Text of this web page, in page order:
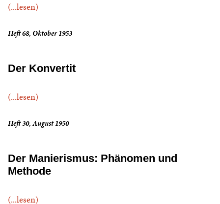
(...lesen)
Heft 68, Oktober 1953
Der Konvertit
(...lesen)
Heft 30, August 1950
Der Manierismus: Phänomen und
Methode
(...lesen)